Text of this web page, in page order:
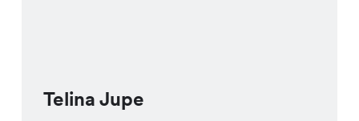
Telina Jupe